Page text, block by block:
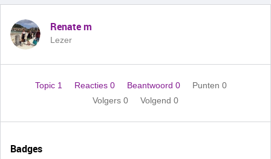
Renate m
Lezer
Topic 1 Reacties 0 Beantwoord 0
Punten 0
Volgers 0 Volgend 0
Badges